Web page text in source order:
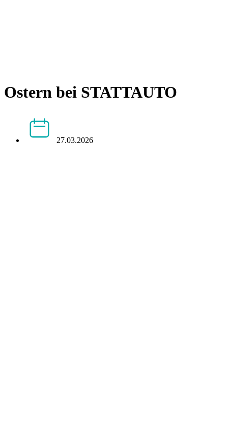
Ostern bei STATTAUTO
27.03.2026